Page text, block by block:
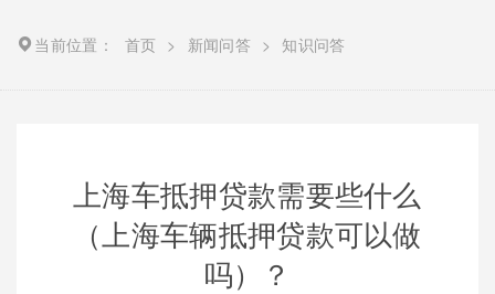
当前位置： 首页 > 新闻问答 > 知识问答
上海车抵押贷款需要些什么
（上海车辆抵押贷款可以做
吗）？